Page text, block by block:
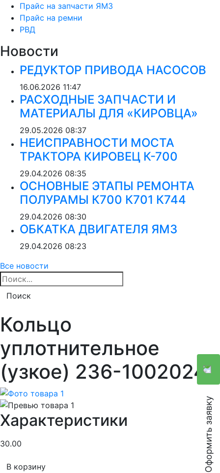
Прайс на запчасти ЯМЗ
Прайс на ремни
РВД
Новости
РЕДУКТОР ПРИВОДА НАСОСОВ
16.06.2026 11:47
РАСХОДНЫЕ ЗАПЧАСТИ И
МАТЕРИАЛЫ ДЛЯ «КИРОВЦА»
29.05.2026 08:37
НЕИСПРАВНОСТИ МОСТА
ТРАКТОРА КИРОВЕЦ К-700
29.04.2026 08:35
ОСНОВНЫЕ ЭТАПЫ РЕМОНТА
ПОЛУРАМЫ К700 К701 К744
29.04.2026 08:30
ОБКАТКА ДВИГАТЕЛЯ ЯМЗ
29.04.2026 08:23
Все новости
Поиск
Кольцо
уплотнительное
(узкое) 236-1002024
Характеристики
30.00
В корзину Оформить заявку